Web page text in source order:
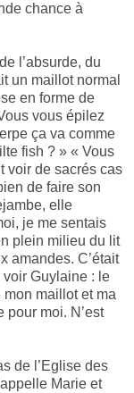
chance à
l’absurde, du
un maillot normal
en forme de
vous épilez
ça va comme
fish ? » « Vous
voir de sacrés cas
de faire son
elle
je me sentais
plein milieu du lit
amandes. C’était
voir Guylaine : le
maillot et ma
pour moi. N’est
de l’Eglise des
Marie et